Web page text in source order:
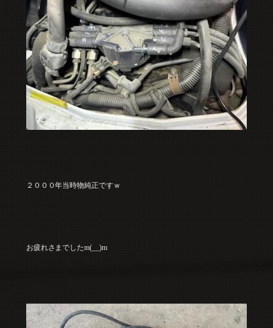
２０００年当時物純正ですｗ
お疲れさまでしたm(__)m